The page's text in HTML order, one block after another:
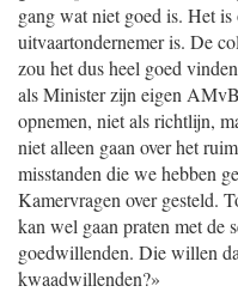
gang wat niet goed is. Het
uitvaartondernemer is. De
zou het dus heel goed
als Minister zijn eigen
opnemen, niet als richtlijn,
niet alleen gaan over het
misstanden die we hebben
Kamervragen over gesteld.
kan wel gaan praten met de
goedwillenden. Die willen
kwaadwillenden?»